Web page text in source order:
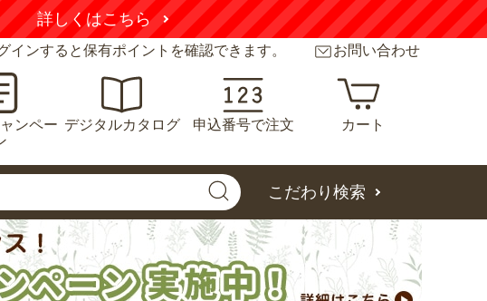
詳しくはこちら
ンすると保有ポイントを確認できます。 お問い合わせ
ンペー デジタルカタログ 申込番号で注文 カート
こだわり検索